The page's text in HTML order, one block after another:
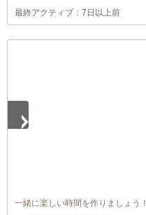
最終アクティブ：7日以上前
一緒に楽しい時間を作りましょう！